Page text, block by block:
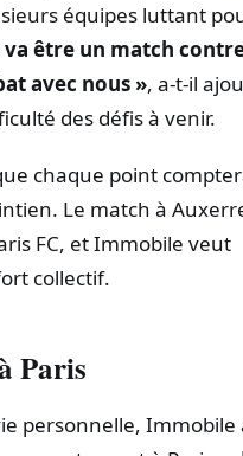
équipes luttant
va être un match
avec nous », a-t-il
des défis à venir.
chaque point
Le match à
FC, et Immobile veut
collectif.
Paris
personnelle, Immobile